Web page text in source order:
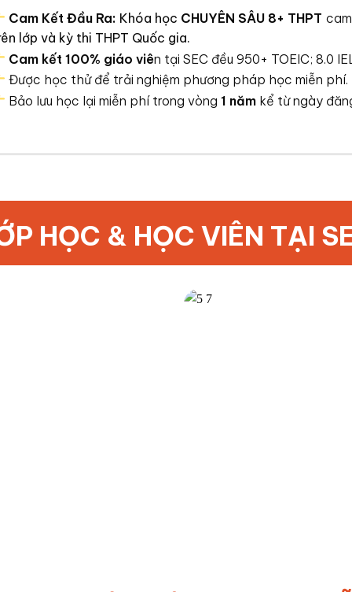
Cam Kết Đầu Ra: Khóa học CHUYÊN SÂU 8+ THPT
lớp và kỳ thi THPT Quốc gia.
Cam kết 100% giáo viên tại SEC đều 950+ TOEIC; 8.0
Được học thử để trải nghiệm phương pháp học miễn phí.
Bảo lưu học lại miễn phí trong vòng 1 nămkể từ ngày
HỌC & HỌC VIÊN TẠI